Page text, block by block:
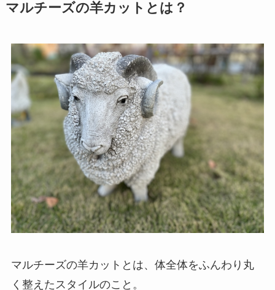
マルチーズの羊カットとは？
マルチーズの羊カットとは、体全体をふんわり丸
く整えたスタイルのこと。